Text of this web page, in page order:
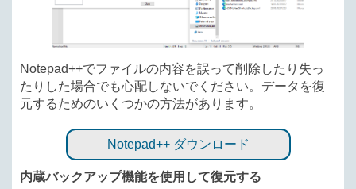
Notepad++でファイルの内容を誤って削除したり失っ
たりした場合でも心配しないでください。データを復
元するためのいくつかの方法があります。
Notepad++ ダウンロード
内蔵バックアップ機能を使用して復元する